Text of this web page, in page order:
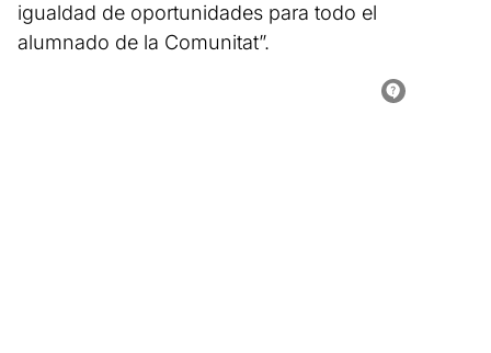
igualdad de oportunidades para todo el
alumnado de la Comunitat”.